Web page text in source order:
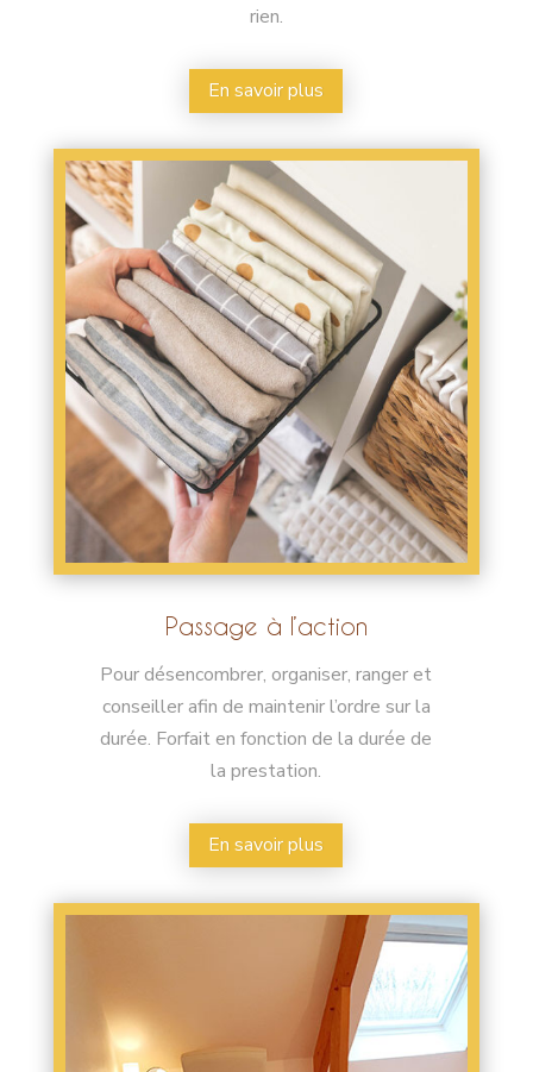
rien.
En savoir plus
Passage à l’action
Pour désencombrer, organiser, ranger et
conseiller afin de maintenir l’ordre sur la
durée. Forfait en fonction de la durée de
la prestation.
En savoir plus